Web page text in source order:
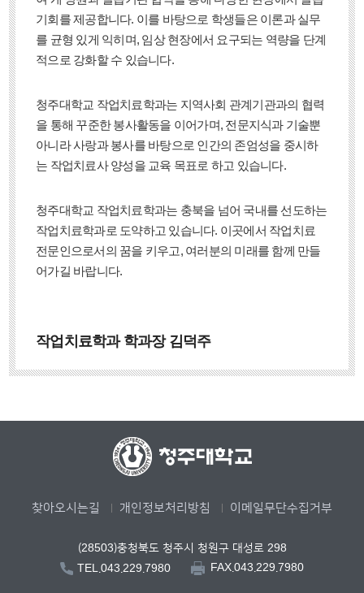
기회를 제공합니다. 이를 바탕으로 학생들은 이론과 실무
를 균형 있게 익히며, 임상 현장에서 요구되는 역량을 단계
적으로 강화할 수 있습니다.
청주대학교 작업치료학과는 지역사회 관계기관과의 협력
을 통해 꾸준한 봉사활동을 이어가며, 전문지식과 기술뿐
아니라 사랑과 봉사를 바탕으로 인간의 존엄성을 중시하
는 작업치료사 양성을 교육 목표로 하고 있습니다.
청주대학교 작업치료학과는 충북을 넘어 국내를 선도하는
작업치료학과로 도약하고 있습니다. 이곳에서 작업치료
전문인으로서의 꿈을 키우고, 여러분의 미래를 함께 만들
어가길 바랍니다.
작업치료학과 학과장 김덕주
찾아오시는길 개인정보처리방침 이메일무단수집거부
(28503)충청북도 청주시 청원구 대성로 298
TEL.043.229.7980
FAX.043.229.7980